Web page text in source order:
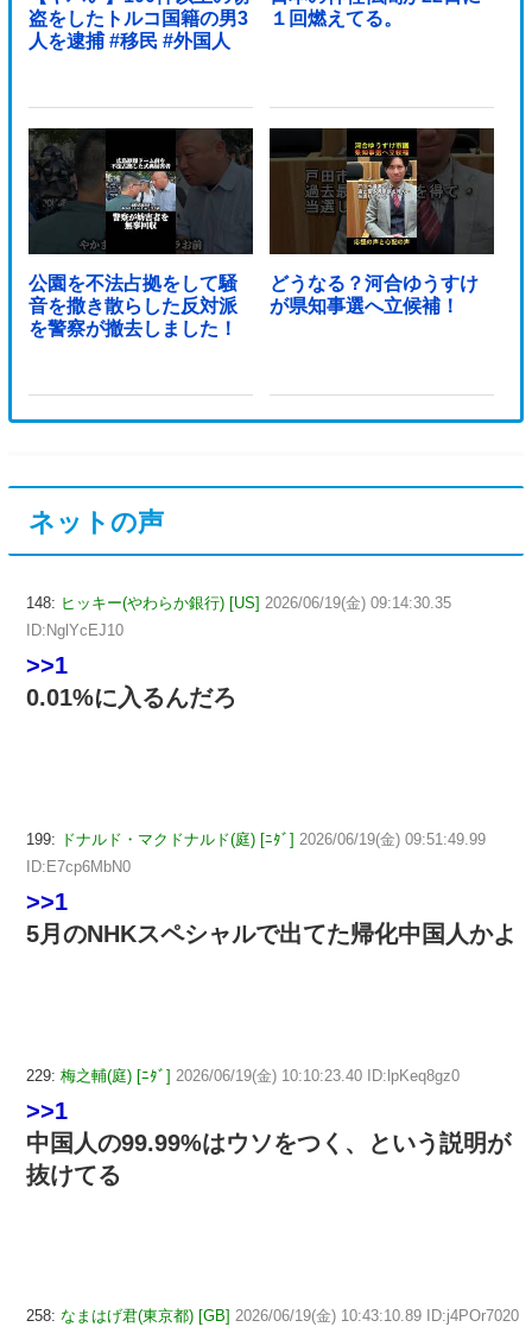
盗をしたトルコ国籍の男3
人を逮捕 #移民 #外国人
１回燃えてる。
公園を不法占拠をして騒
音を撒き散らした反対派
を警察が撤去しました！
どうなる？河合ゆうすけ
が県知事選へ立候補！
ネットの声
148: ヒッキー(やわらか銀行) [US] 2026/06/19(金) 09:14:30.35
ID:NglYcEJ10
>>1
0.01%に入るんだろ
199: ドナルド・マクドナルド(庭) [ﾆﾀﾞ] 2026/06/19(金) 09:51:49.99
ID:E7cp6MbN0
>>1
5月のNHKスペシャルで出てた帰化中国人かよ
229: 梅之輔(庭) [ﾆﾀﾞ] 2026/06/19(金) 10:10:23.40 ID:lpKeq8gz0
>>1
中国人の99.99%はウソをつく、という説明が
抜けてる
258: なまはげ君(東京都) [GB] 2026/06/19(金) 10:43:10.89 ID:j4POr7020